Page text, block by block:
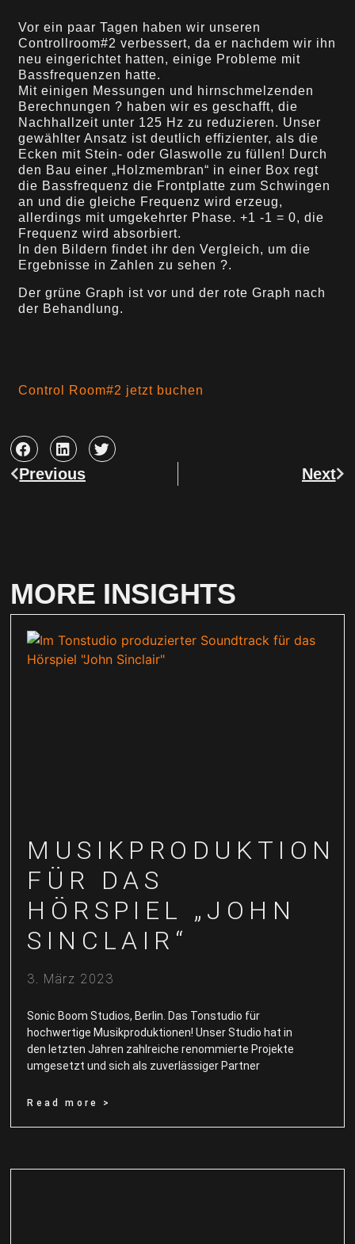
Vor ein paar Tagen haben wir unseren
Controllroom#2 verbessert, da er nachdem wir ihn
neu eingerichtet hatten, einige Probleme mit
Bassfrequenzen hatte.
Mit einigen Messungen und hirnschmelzenden
Berechnungen ? haben wir es geschafft, die
Nachhallzeit unter 125 Hz zu reduzieren. Unser
gewählter Ansatz ist deutlich effizienter, als die
Ecken mit Stein- oder Glaswolle zu füllen! Durch
den Bau einer „Holzmembran“ in einer Box regt
die Bassfrequenz die Frontplatte zum Schwingen
an und die gleiche Frequenz wird erzeug,
allerdings mit umgekehrter Phase. +1 -1 = 0, die
Frequenz wird absorbiert.
In den Bildern findet ihr den Vergleich, um die
Ergebnisse in Zahlen zu sehen ?.
Der grüne Graph ist vor und der rote Graph nach
der Behandlung.
Control Room#2 jetzt buchen
Previous Next
MORE INSIGHTS
MUSIKPRODUKTION
FÜR DAS
HÖRSPIEL „JOHN
SINCLAIR“
3. März 2023
Sonic Boom Studios, Berlin. Das Tonstudio für
hochwertige Musikproduktionen! Unser Studio hat in
den letzten Jahren zahlreiche renommierte Projekte
umgesetzt und sich als zuverlässiger Partner
Read more >